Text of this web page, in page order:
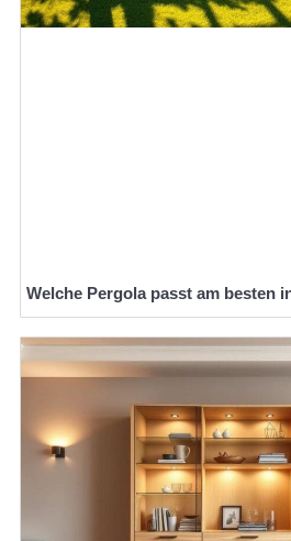
Welche Pergola passt am besten